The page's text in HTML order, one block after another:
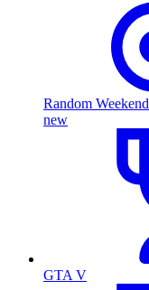
Random Weekend
new
GTA V